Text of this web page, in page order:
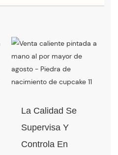
La Calidad Se
Supervisa Y
Controla En